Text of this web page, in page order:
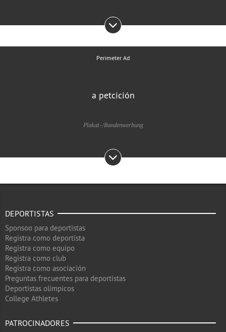
Perimeter Ad
a petcición
Plakat-/Bandenwerbung
DEPORTISTAS
Sponsoo para deportistas
Registra como deportista
Registra como equipo
Registra como club
Registra como asociación
Preguntas frecuentes para deportistas
Deportistas olimpicos
College Athletes
PATROCINADORES